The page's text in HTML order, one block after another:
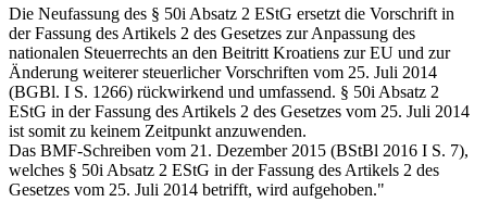
Die Neufassung des § 50i Absatz 2 EStG ersetzt die Vorschrift in
der Fassung des Artikels 2 des Gesetzes zur Anpassung des
nationalen Steuerrechts an den Beitritt Kroatiens zur EU und zur
Änderung weiterer steuerlicher Vorschriften vom 25. Juli 2014
(BGBl. I S. 1266) rückwirkend und umfassend. § 50i Absatz 2
EStG in der Fassung des Artikels 2 des Gesetzes vom 25. Juli 2014
ist somit zu keinem Zeitpunkt anzuwenden.
Das BMF-Schreiben vom 21. Dezember 2015 (BStBl 2016 I S. 7),
welches § 50i Absatz 2 EStG in der Fassung des Artikels 2 des
Gesetzes vom 25. Juli 2014 betrifft, wird aufgehoben."